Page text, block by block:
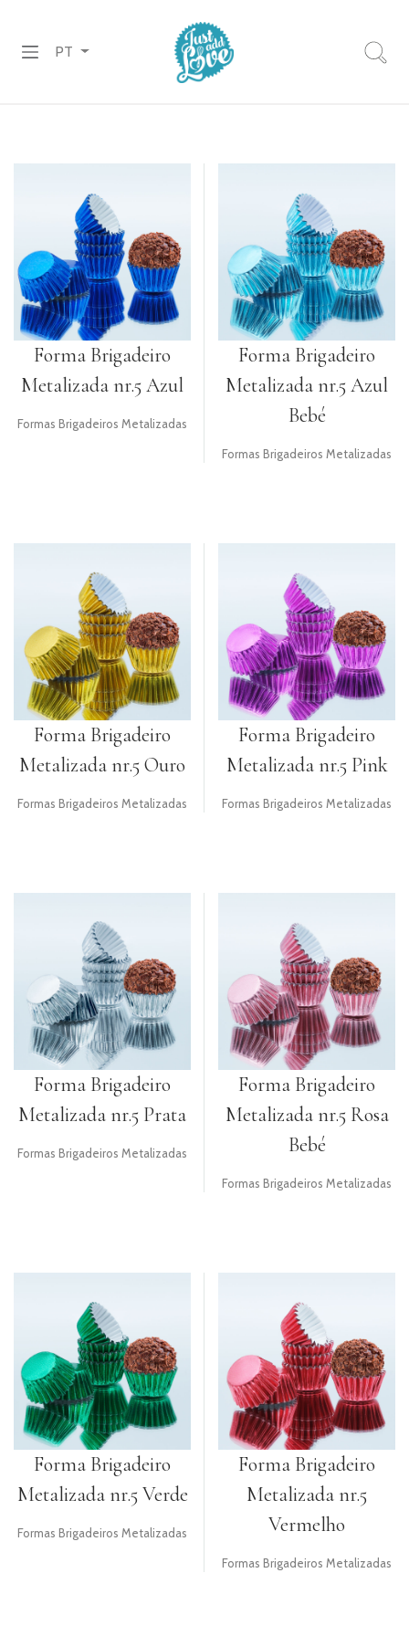
COBERTURAS
CHOCOLATES
DECORAÇÕES
PASTA
DE
AÇÚCAR
UTENSÍLIOS
PACKAGING
TOPPERS
HALLOWEEN
NATAL
E
ANO
NOVO
PT
Forma Brigadeiro
Metalizada nr.5 Azul
Formas Brigadeiros Metalizadas
Forma Brigadeiro
Metalizada nr.5 Azul
Bebé
Formas Brigadeiros Metalizadas
Forma Brigadeiro
Metalizada nr.5 Ouro
Formas Brigadeiros Metalizadas
Forma Brigadeiro
Metalizada nr.5 Pink
Formas Brigadeiros Metalizadas
Forma Brigadeiro
Metalizada nr.5 Prata
Formas Brigadeiros Metalizadas
Forma Brigadeiro
Metalizada nr.5 Rosa
Bebé
Formas Brigadeiros Metalizadas
Forma Brigadeiro
Metalizada nr.5 Verde
Formas Brigadeiros Metalizadas
Forma Brigadeiro
Metalizada nr.5
Vermelho
Formas Brigadeiros Metalizadas